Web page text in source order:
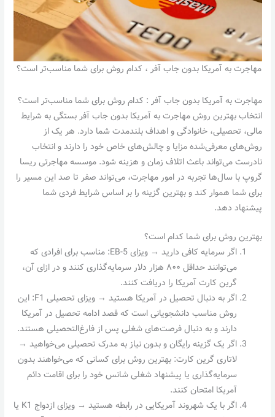
مهاجرت به آمریکا بدون جاب آفر ، کدام روش برای شما مناسب‌تر است؟
مهاجرت به آمریکا بدون جاب آفر : کدام روش برای شما مناسب‌تر است؟
انتخاب بهترین روش مهاجرت به آمریکا بدون جاب آفر بستگی به شرایط
مالی، تحصیلی، خانوادگی و اهداف بلندمدت شما دارد. هر یک از
روش‌های معرفی‌شده مزایا و چالش‌های خاص خود را دارند و انتخاب
نادرست می‌تواند باعث اتلاف زمان و هزینه شود. موسسه مهاجرتی ریسا
گروپ با سال‌ها تجربه در امور مهاجرت، می‌تواند صفر تا صد این مسیر را
برای شما هموار کند و بهترین گزینه را بر اساس شرایط فردی شما
پیشنهاد دهد.
بهترین روش برای شما کدام است؟
اگر سرمایه کافی دارید → ویزای EB-5: مناسب برای افرادی که
می‌توانند حداقل ۸۰۰ هزار دلار سرمایه‌گذاری کنند و در ازای آن،
گرین کارت آمریکا را دریافت کنند.
اگر به دنبال تحصیل در آمریکا هستید → ویزای تحصیلی F1: این
روش مناسب دانشجویانی است که قصد ادامه تحصیل در آمریکا
دارند و به دنبال فرصت‌های شغلی پس از فارغ‌التحصیلی هستند.
اگر یک گزینه رایگان و بدون نیاز به مدرک تحصیلی می‌خواهید →
لاتاری گرین کارت: بهترین روش برای کسانی که می‌خواهند بدون
سرمایه‌گذاری یا پیشنهاد شغلی شانس خود را برای اقامت دائم
آمریکا امتحان کنند.
اگر با یک شهروند آمریکایی در رابطه هستید → ویزای ازدواج K1 یا